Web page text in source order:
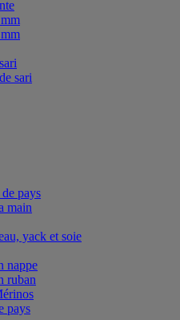
sari
pays
main
yack et soie
nappe
ruban
pays